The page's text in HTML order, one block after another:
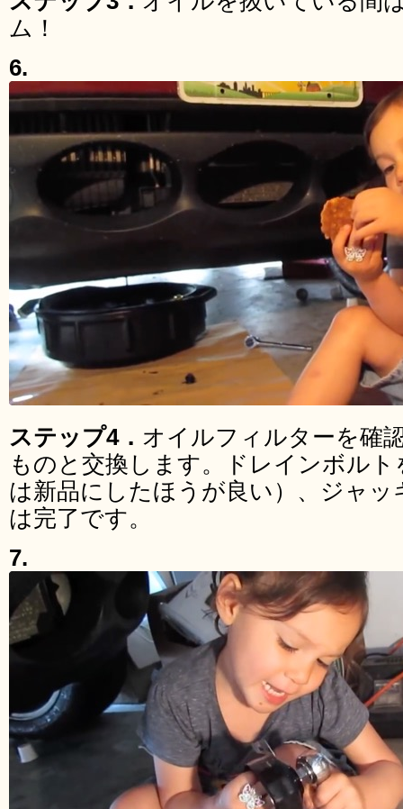
ム！
6.
ステップ4． オイルフィルターを確
ものと交換します。ドレインボル
は新品にしたほうが良い）、ジャ
は完了です。
7.